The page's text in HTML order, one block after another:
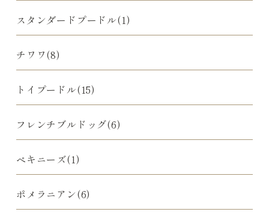
スタンダードプードル(1)
チワワ(8)
トイプードル(15)
フレンチブルドッグ(6)
ペキニーズ(1)
ポメラニアン(6)